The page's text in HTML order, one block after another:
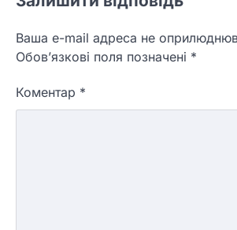
Ваша e-mail адреса не
Обов’язкові поля позначені *
Коментар *